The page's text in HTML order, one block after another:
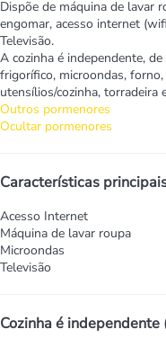
Dispõe de máquina de lavar
engomar, acesso internet
Televisão.
A cozinha é independente,
frigorífico, microondas,
utensílios/cozinha, torradeira
Outros pormenores
Ocultar pormenores
Características
Acesso Internet
Máquina de lavar roupa
Microondas
Televisão
Cozinha é